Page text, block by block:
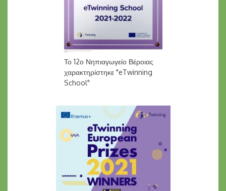
Το 12ο Νηπιαγωγείο Βέροιας
χαρακτηρίστηκε "eTwinning
School"